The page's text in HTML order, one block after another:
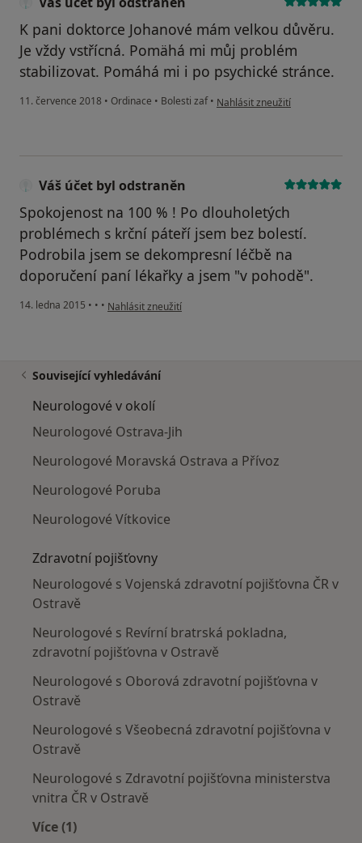
K pani doktorce Johanové mám velkou důvěru.
Je vždy vstřícná. Pomähá mi můj problém
stabilizovat. Pomáhá mi i po psychické stránce.
11. července 2018 • Ordinace • Bolesti zaf• podle názoru uživatele Váš
Nahlásit zneužití
Váš účet byl odstraněn
Spokojenost na 100 % ! Po dlouholetých
problémech s krční páteří jsem bez bolestí.
Podrobila jsem se dekompresní léčbě na
doporučení paní lékařky a jsem "v pohodě".
14. ledna 2015 • • • podle názoru uživatele Váš účet byl odstraněn
Nahlásit zneužití
Související vyhledávání
Neurologové v okolí
Neurologové Ostrava-Jih
Neurologové Moravská Ostrava a Přívoz
Neurologové Poruba
Neurologové Vítkovice
Zdravotní pojišťovny
Neurologové s Vojenská zdravotní pojišťovna ČR v
Ostravě
Neurologové s Revírní bratrská pokladna,
zdravotní pojišťovna v Ostravě
Neurologové s Oborová zdravotní pojišťovna v
Ostravě
Neurologové s Všeobecná zdravotní pojišťovna v
Ostravě
Neurologové s Zdravotní pojišťovna ministerstva
vnitra ČR v Ostravě
Více (1)